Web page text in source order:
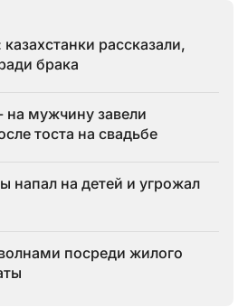
рассказали,
брака
на мужчину завели
тоста на свадьбе
напал на детей и угрожал
посреди жилого